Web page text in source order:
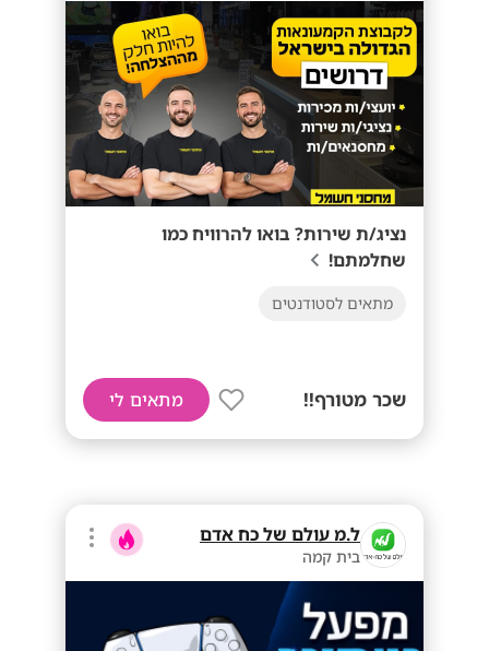
נציג/ת שירות? בואו להרוויח כמו
שחלמתם!
מתאים לסטודנטים
שכר מטורף!! מתאים לי
ל.מ עולם של כח אדם
בית קמה